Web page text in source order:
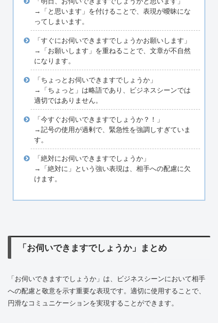
→「と思います」を付けることで、表現が曖昧にな
ってしまいます。
「すぐにお伺いできますでしょうかお願いします」
→「お願いします」を重ねることで、文章が不自然
になります。
「ちょっとお伺いできますでしょうか」
→「ちょっと」は略語であり、ビジネスシーンでは
適切ではありません。
「今すぐお伺いできますでしょうか？！」
→記号の使用が過剰で、緊急性を強調しすぎていま
す。
「絶対にお伺いできますでしょうか」
→「絶対に」という強い表現は、相手への配慮に欠
けます。
「お伺いできますでしょうか」まとめ
「お伺いできますでしょうか」は、ビジネスシーンにおいて相手
への配慮と敬意を示す重要な表現です。適切に使用することで、
円滑なコミュニケーションを実現することができます。